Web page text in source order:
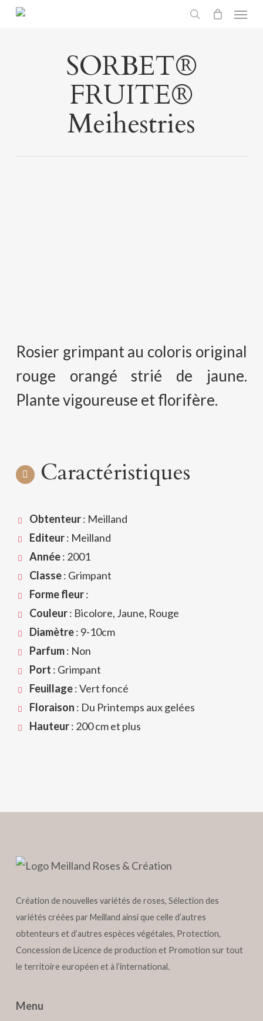
Skip
Menu
SORBET®
FRUITE®
Meihestries
Rosier grimpant au coloris original
rouge orangé strié de jaune.
Plante vigoureuse et florifère.
Caractéristiques
Obtenteur: Meilland
Editeur: Meilland
Année: 2001
Classe: Grimpant
Forme fleur:
Couleur: Bicolore, Jaune, Rouge
Diamètre: 9-10cm
Parfum: Non
Port : Grimpant
Feuillage: Vert foncé
Floraison : Du Printemps aux gelées
Hauteur: 200 cm et plus
Création de nouvelles variétés de roses, Sélection des
variétés créées par Meilland ainsi que celle d’autres
obtenteurs et d’autres espèces végétales, Protection,
Concession de Licence de production et Promotion sur tout
le territoire européen et à l’international.
Menu